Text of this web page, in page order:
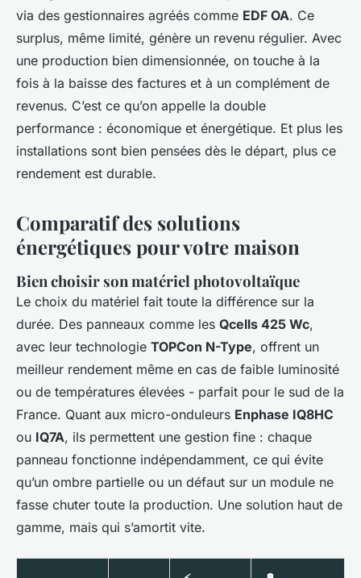
via des gestionnaires agréés comme EDF OA. Ce
surplus, même limité, génère un revenu régulier. Avec
une production bien dimensionnée, on touche à la
fois à la baisse des factures et à un complément de
revenus. C’est ce qu’on appelle la double
performance : économique et énergétique. Et plus les
installations sont bien pensées dès le départ, plus ce
rendement est durable.
Comparatif des solutions
énergétiques pour votre maison
Bien choisir son matériel photovoltaïque
Le choix du matériel fait toute la différence sur la
durée. Des panneaux comme les Qcells 425 Wc,
avec leur technologie TOPCon N-Type, offrent un
meilleur rendement même en cas de faible luminosité
ou de températures élevées - parfait pour le sud de la
France. Quant aux micro-onduleurs Enphase IQ8HC
ou IQ7A, ils permettent une gestion fine : chaque
panneau fonctionne indépendamment, ce qui évite
qu’un ombre partielle ou un défaut sur un module ne
fasse chuter toute la production. Une solution haut de
gamme, mais qui s’amortit vite.